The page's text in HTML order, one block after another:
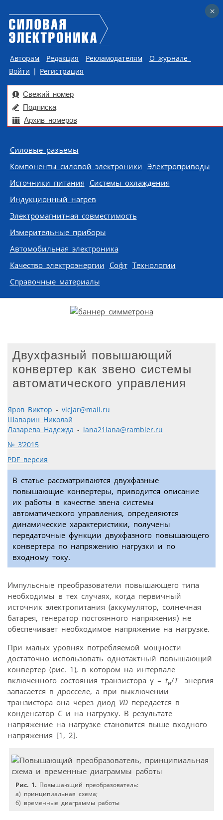
Авторам Редакция Рекламодателям
О журнале
Войти | Регистрация
Свежий номер
Подписка
Архив номеров
Skip to content
Силовые разъемы
Компоненты силовой электроники Электроприводы
Источники питания Системы охлаждения
Индукционный нагрев
Электромагнитная совместимость
Измерительные приборы
Автомобильная электроника
Качество электроэнергии Софт Технологии
Справочные материалы
Двухфазный повышающий
конвертер как звено системы
автоматического управления
Яров Виктор - vicjar@mail.ru
Шаварин Николай
Лазарева Надежда - lana21lana@rambler.ru
№ 3’2015
PDF версия
В статье рассматриваются двухфазные
повышающие конвертеры, приводится описание
их работы в качестве звена системы
автоматического управления, определяются
динамические характеристики, получены
передаточные функции двухфазного повышающего
конвертера по напряжению нагрузки и по
входному току.
Импульсные преобразователи повышающего типа
необходимы в тех случаях, когда первичный
источник электропитания (аккумулятор, солнечная
батарея, генератор постоянного напряжения) не
обеспечивает необходимое напряжение на нагрузке.
При малых уровнях потребляемой мощности
достаточно использовать однотактный повышающий
конвертер (рис. 1), в котором на интервале
включенного состояния транзистора γ = tи/Tэнергия
запасается в дросселе, а при выключении
транзистора она через диод VD передается в
конденсатор Си на нагрузку. В результате
напряжение на нагрузке становится выше входного
напряжения [1, 2].
Рис. 1. Повышающий преобразователь:
а) принципиальная схема;
б) временные диаграммы работы
×
×